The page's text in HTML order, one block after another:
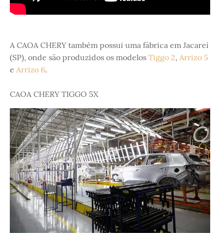
A CAOA CHERY também possui uma fábrica em Jacareí
(SP), onde são produzidos os modelos Tiggo 2, Arrizo 5
e Arrizo 6.
CAOA CHERY TIGGO 5X